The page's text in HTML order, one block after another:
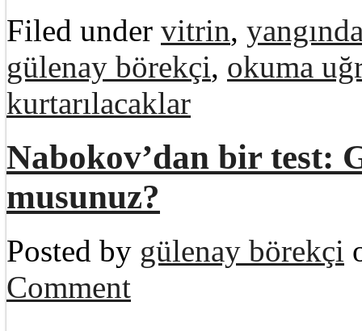
Filed under vitrin,
gülenay börekçi, okuma
kurtarılacaklar
Nabokov’dan bir test:
musunuz?
Posted by gülenay börekçi
Comment